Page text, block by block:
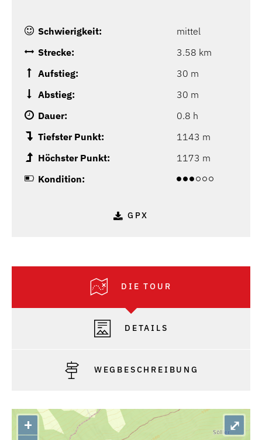
Schwierigkeit:
mittel
Strecke:
3.58 km
Aufstieg:
30 m
Abstieg:
30 m
Dauer:
0.8 h
Tiefster Punkt:
1143 m
Höchster Punkt:
1173 m
Kondition:
GPX
DIE TOUR
DETAILS
WEGBESCHREIBUNG
+
⤢